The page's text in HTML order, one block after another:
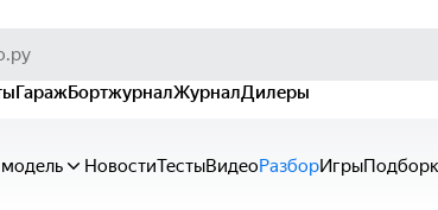
ГаражБортжурналЖурналДилеры
НовостиТестыВидеоРазборИгры